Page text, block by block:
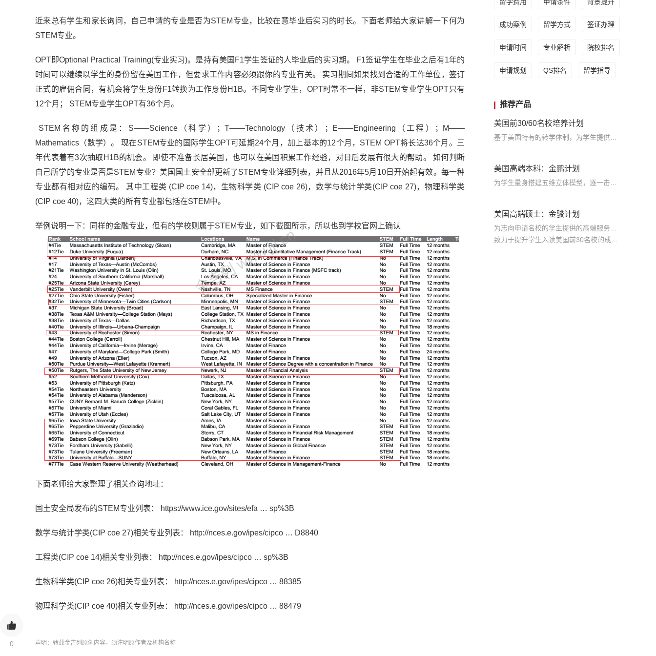
0
近来总有学生和家长询问，自己申请的专业是否为STEM专业，比较在意毕业后实习的时长。下面老师给大家讲解一下何为
STEM专业。
OPT即Optional Practical Training(专业实习)。是持有美国F1学生签证的人毕业后的实习期。 F1签证学生在毕业之后有1年的
时间可以继续以学生的身份留在美国工作，但要求工作内容必须跟你的专业有关。 实习期间如果找到合适的工作单位，签订
正式的雇佣合同，有机会将学生身份F1转换为工作身份H1B。不同专业学生，OPT时常不一样，非STEM专业学生OPT只有
12个月； STEM专业学生OPT有36个月。
STEM名称的组成是：S——Science（科学）；T——Technology（技术）；E——Engineering（工程）；M——
Mathematics（数学）。 现在STEM专业的国际学生OPT可延期24个月，加上基本的12个月，STEM OPT将长达36个月。三
年代表着有3次抽取H1B的机会。 即使不准备长居美国，也可以在美国积累工作经验，对日后发展有很大的帮助。 如何判断
自己所学的专业是否是STEM专业？美国国土安全部更新了STEM专业详细列表，并且从2016年5月10日开始起有效。每一种
专业都有相对应的编码。 其中工程类 (CIP coe 14)，生物科学类 (CIP coe 26)，数学与统计学类(CIP coe 27)，物理科学类
(CIP coe 40)，这四大类的所有专业都包括在STEM中。
举例说明一下：同样的金融专业，但有的学校则属于STEM专业，如下截图所示，所以也到学校官网上确认
下面老师给大家整理了相关查询地址：
国土安全局发布的STEM专业列表： https://www.ice.gov/sites/efa … sp%3B
数学与统计学类(CIP coe 27)相关专业列表： http://nces.e.gov/ipes/cipco … D8840
工程类(CIP coe 14)相关专业列表： http://nces.e.gov/ipes/cipco … sp%3B
生物科学类(CIP coe 26)相关专业列表： http://nces.e.gov/ipes/cipco … 88385
物理科学类(CIP coe 40)相关专业列表： http://nces.e.gov/ipes/cipco … 88479
金吉列 www.jjl.cn
声明：转载金吉列原创内容，须注明原作者及机构名称
成功案例 留学方式 签证办理
申请时间 专业解析 院校排名
申请规划 QS排名 留学指导
推荐产品
美国前30/60名校培养计划
美国高端本科：金鹏计划
美国高端硕士：金骏计划